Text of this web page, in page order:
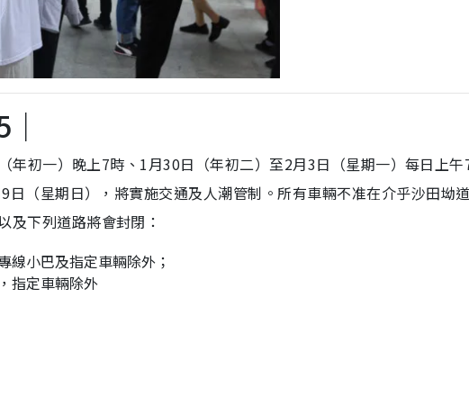
年初一）晚上7時、1月30日（年初二）至2月3日（星期一）每日上午
（星期日），將實施交通及人潮管制。所有車輛不准在介乎沙田坳
及下列道路將會封閉：
線小巴及指定車輛除外；
指定車輛除外